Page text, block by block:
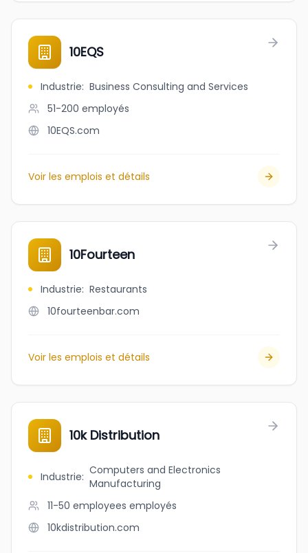
10EQS
Industrie: Business Consulting and Services
51-200 employés
10EQS.com
Voir les emplois et détails
10Fourteen
Industrie: Restaurants
10fourteenbar.com
Voir les emplois et détails
10k Distribution
Industrie: Computers and Electronics
Manufacturing
11-50 employees employés
10kdistribution.com